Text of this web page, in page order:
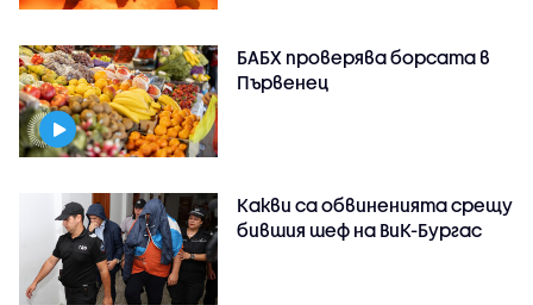
БАБХ проверява борсата в
Първенец
Какви са обвиненията срещу
бившия шеф на ВиК-Бургас